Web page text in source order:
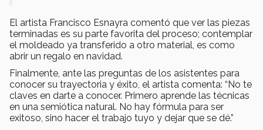
El artista Francisco Esnayra comentó que ver las piezas
terminadas es su parte favorita del proceso; contemplar
el moldeado ya transferido a otro material, es como
abrir un regalo en navidad.
Finalmente, ante las preguntas de los asistentes para
conocer su trayectoria y éxito, el artista comenta: “No te
claves en darte a conocer. Primero aprende las técnicas
en una semiótica natural. No hay fórmula para ser
exitoso, sino hacer el trabajo tuyo y dejar que se dé.”